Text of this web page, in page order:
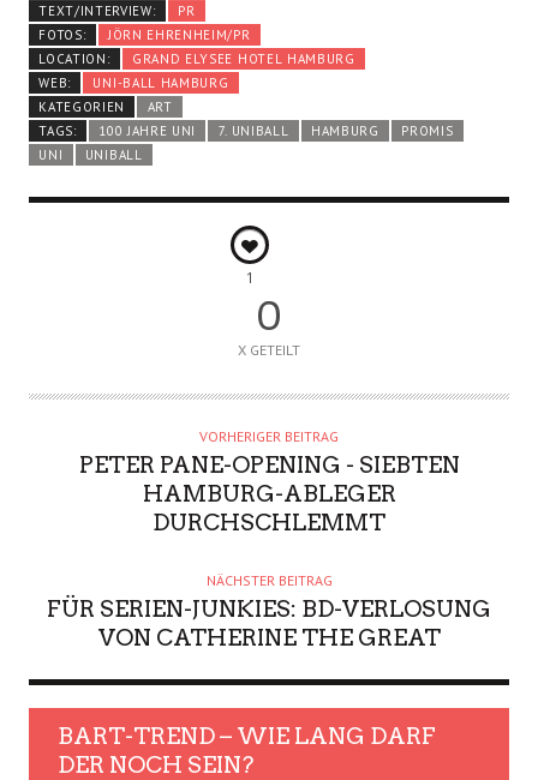
TEXT/INTERVIEW:
PR
FOTOS:
JÖRN EHRENHEIM/PR
LOCATION:
GRAND ELYSEE HOTEL HAMBURG
WEB:
UNI-BALL HAMBURG
KATEGORIEN
ART
TAGS:
100 JAHRE UNI 7. UNIBALL HAMBURG
PROMIS
UNI
UNIBALL
1
0
X GETEILT
VORHERIGER BEITRAG
PETER PANE-OPENING - SIEBTEN
HAMBURG-ABLEGER
DURCHSCHLEMMT
NÄCHSTER BEITRAG
FÜR SERIEN-JUNKIES: BD-VERLOSUNG
VON CATHERINE THE GREAT
BART-TREND – WIE LANG DARF
DER NOCH SEIN?